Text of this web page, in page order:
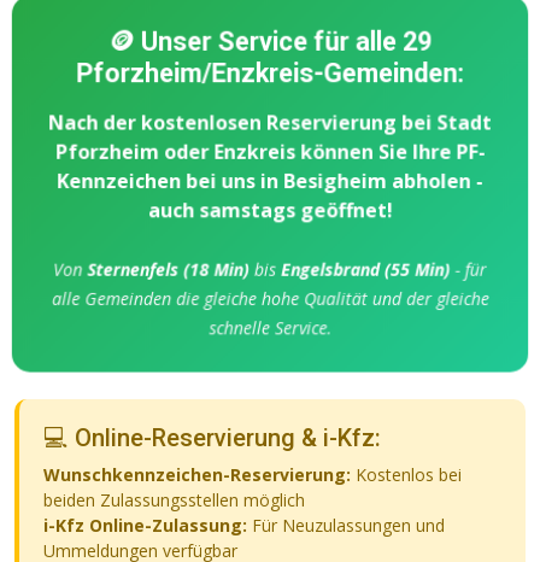
🪙 Unser Service für alle 29
Pforzheim/Enzkreis-Gemeinden:
Nach der kostenlosen Reservierung bei Stadt
Pforzheim oder Enzkreis können Sie Ihre PF-
Kennzeichen bei uns in Besigheim abholen -
auch samstags geöffnet!
VonSternenfels (18 Min)bisEngelsbrand (55 Min)- für
alle Gemeinden die gleiche hohe Qualität und der gleiche
schnelle Service.
💻 Online-Reservierung & i-Kfz:
Wunschkennzeichen-Reservierung: Kostenlos bei
beiden Zulassungsstellen möglich
i-Kfz Online-Zulassung: Für Neuzulassungen und
Ummeldungen verfügbar